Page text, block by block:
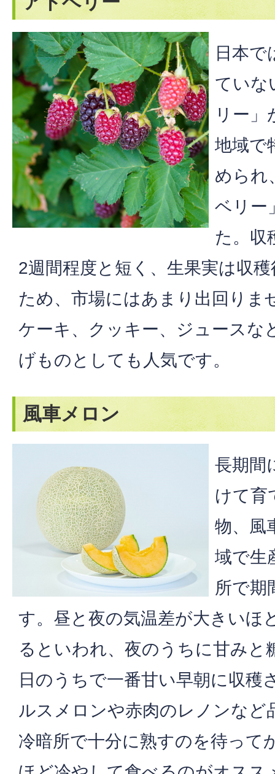
日本で
ていな
リー」
地域で
められ
ベリー
た。収
2週間程度と短く、生果実は収
ため、市場にはあまり出回りま
ケーキ、クッキー、ジュースな
げものとしても人気です。
風車メロン
長期間
けて育
物、風
域で生
所で期
す。昼と夜の気温差が大きいほ
るといわれ、夜のうちに甘みと
日のうちで一番甘い早朝に収穫
ルスメロンや赤肉のレノンなど
冷暗所で十分に熟すのを待って